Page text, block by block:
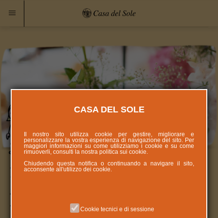
Palazzo Valentini e' di nuovo Casa:
serata che ha riempito il cuore dei
presenti
CASA DEL SOLE
Il nostro sito utilizza cookie per gestire, migliorare e
personalizzare la vostra esperienza di navigazione del sito. Per
maggiori informazioni su come utilizziamo i cookie e su come
rimuoverli, consulti la nostra politica suicookie.
Chiudendo questa notifica o continuando a navigare il sito,
acconsente all'utilizzo dei cookie.
Cookie tecnici e di sessione